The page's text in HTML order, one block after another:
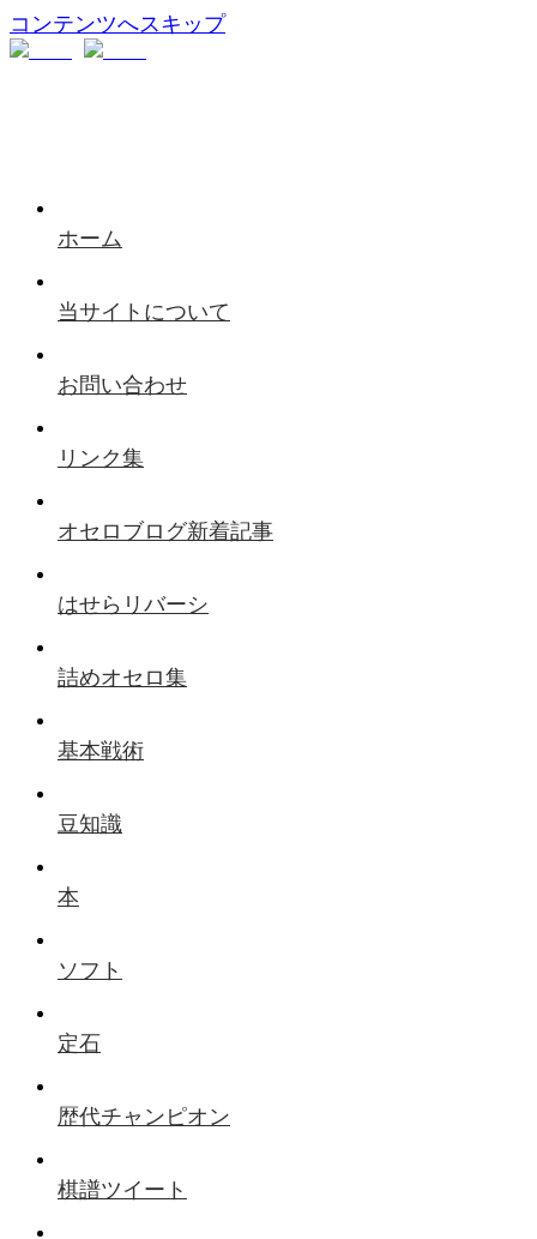
コンテンツへスキップ
ホーム
当サイトについて
お問い合わせ
リンク集
オセロブログ新着記事
はせらリバーシ
詰めオセロ集
基本戦術
豆知識
本
ソフト
定石
歴代チャンピオン
棋譜ツイート